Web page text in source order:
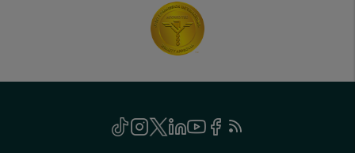
TikTok
Este
enlace
Instagram
Este
enlace
Twitter
Este
enlace
Linkedin
EsteYoutube
Este
enlace
Facebook
Este
enlace
Feed
Este